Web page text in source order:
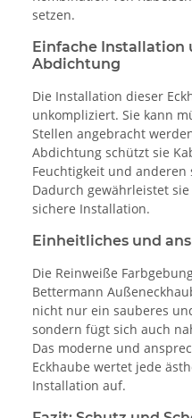
setzen.
Einfache Installation
Abdichtung
Die Installation dieser
unkompliziert. Sie kann
Stellen angebracht
Abdichtung schützt sie
Feuchtigkeit und anderen
Dadurch gewährleistet
sichere Installation.
Einheitliches und
Die Reinweiße
Bettermann
nicht nur ein sauberes
sondern fügt sich auch
Das moderne und
Eckhaube wertet jede
Installation auf.